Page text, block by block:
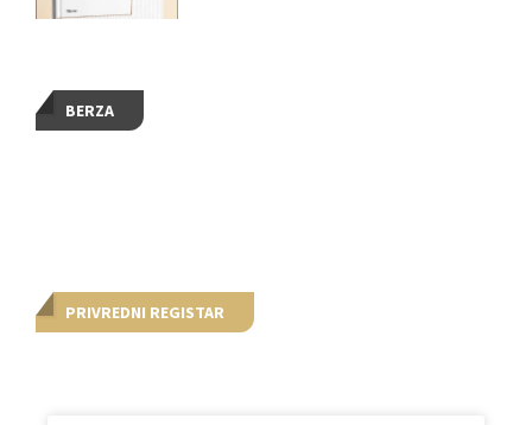
BERZA
PRIVREDNI REGISTAR